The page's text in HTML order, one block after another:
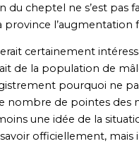
du cheptel ne s’est pas
province l’augmentation
certainement
de la population de
pourquoi ne
nombre de pointes des
une idée de la
officiellement, mais